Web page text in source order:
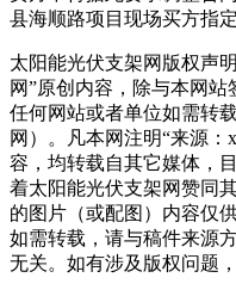
县海顺路项目现场买方指定
太阳能光伏支架网版权声
网”原创内容，除与本网
任何网站或者单位如需转
网）。凡本网注明“来源
容，均转载自其它媒体，
着太阳能光伏支架网赞同
的图片（或配图）内容仅
如需转载，请与稿件来源
无关。如有涉及版权问题